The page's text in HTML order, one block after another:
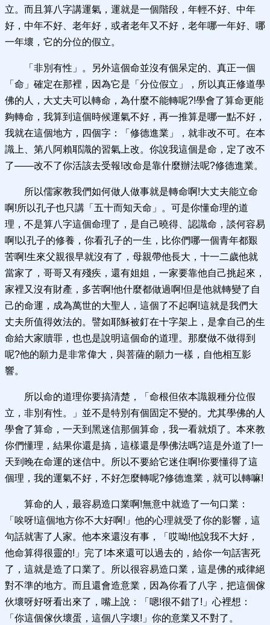
立。而且算八字講運氣，運就是一個階段，年輕不好、中年
好，中年不好、老年好，或者老年又不好，老年哪一年好、哪
一年壞，它的分位的假立。
「非別有性」。另外這個命並沒有個呆定的、真正一個
「命」確定在那裡，因為它是「分位假立」，所以真正修道學
佛的人，大丈夫可以轉命，為什麼不能轉呢?!學會了算命更能
夠轉命，我算到這個時候運氣不好，再一推算是哪一點不好，
我就在這個地方，四個字：「修德進業」，就非改不可。在本
識上、第八阿賴耶識的習氣上改。你說我這個是命，定了改不
了——改不了你活該去受報!改命是靠什麼辦法呢?修德進業。
所以儒家教我們如何做人做事就是轉命啊!大丈夫能立命
啊!所以孔子也只講「五十而知天命」。可是你懂命理的道
理，不是算八字這個命理了，是自己曉得、認識命，談何容易
啊!以孔子的修養，你看孔子的一生，比你們哪一個青年都艱
苦啊!生來父親很早就沒有了，母親帶他長大，十一二歲他就
當家了，哥哥又有殘疾，還有姐姐，一家要靠他自己挑起來，
家裡又沒有財產，多苦啊!他什麼都做過啊!但是他就轉變了自
己的命運，成為萬世的大聖人，這個了不起啊!這就是我們大
丈夫所值得效法的。譬如耶穌被釘在十字架上，是拿自己的生
命給大家贖罪，也也是說明這個命的道理。那麼做不做得到
呢?他的願力是非常偉大，與菩薩的願力一樣，自他相互影
響。
所以命的道理你要搞清楚，「命根但依本識親種分位假
立，非別有性。」並不是特別有個固定不變的。尤其學佛的人
學會了算命，一天到黑迷信那個算命，我一看就煩了。本來教
你們懂理，結果你還是搞，這樣還是學佛法嗎?這是外道了!一
天到晚在命運的迷信中。所以不要給它迷住啊!你要懂得了這
個理，我的運氣不好，不好怎麼轉呢?修德進業，就可以轉嘛!
算命的人，最容易造口業啊!無意中就造了一句口業：
「唉呀!這個地方你不大好啊!」他的心理就受了你的影響，這
句話就害了人家。他本來還沒有事，「哎呦!他說我不大好，
他命算得很靈的!」完了!本來還可以過去的，給你一句話害死
了，這就是造了口業了。所以很容易造口業，這是佛的戒律絕
對不準的地方。而且還會造意業，因為你看了八字，把這個傢
伙壞呀好呀看出來了，嘴上說：「嗯!很不錯了!」心裡想：
「你這個傢伙壞蛋，這個八字壞!」你的意業又不對了。